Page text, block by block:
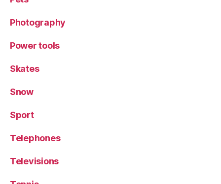
Photography
Power tools
Skates
Snow
Sport
Telephones
Televisions